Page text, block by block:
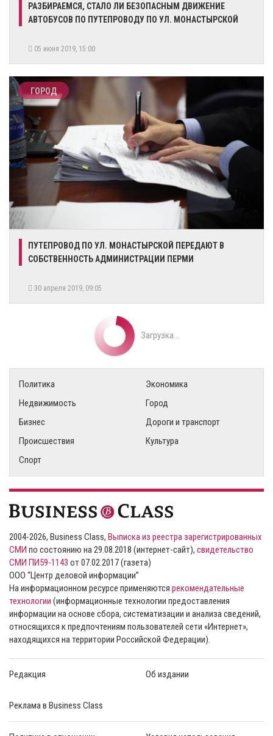
РАЗБИРАЕМСЯ, СТАЛО ЛИ БЕЗОПАСНЫМ ДВИЖЕНИЕ
АВТОБУСОВ ПО ПУТЕПРОВОДУ ПО УЛ. МОНАСТЫРСКОЙ
05 июня 2019, 15:00
ГОРОД
ПУТЕПРОВОД ПО УЛ. МОНАСТЫРСКОЙ ПЕРЕДАЮТ В
СОБСТВЕННОСТЬ АДМИНИСТРАЦИИ ПЕРМИ
30 апреля 2019, 09:05
Загрузка...
Политика
Экономика
Недвижимость
Город
Бизнес
Дороги и транспорт
Происшествия
Культура
Спорт
2004-2026, Business Class, Выписка из реестра зарегистрированных
СМИ по состоянию на 29.08.2018 (интернет-сайт), свидетельство
СМИ ПИ59-1143 от 07.02.2017 (газета)
ООО “Центр деловой информации”
На информационном ресурсе применяются рекомендательные
технологии (информационные технологии предоставления
информации на основе сбора, систематизации и анализа сведений,
относящихся к предпочтениям пользователей сети «Интернет»,
находящихся на территории Российской Федерации).
Редакция Об издании
Реклама в Business Class